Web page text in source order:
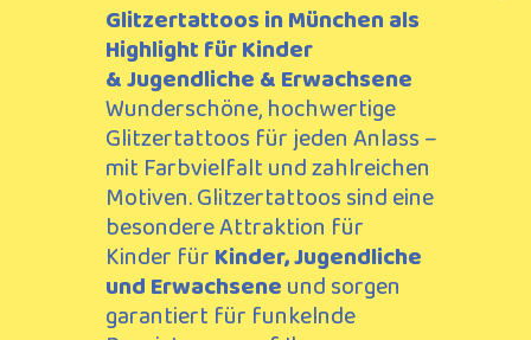
Glitzertattoos in Münchenals
Highlightfür Kinder
&Jugendliche & Erwachsene
Wunderschöne, hochwertige
Glitzertattoos für jeden Anlass –
mit Farbvielfalt und zahlreichen
Motiven. Glitzertattoos sind eine
besondere Attraktion für
Kinder fürKinder, Jugendliche
und Erwachseneund sorgen
garantiert für funkelnde